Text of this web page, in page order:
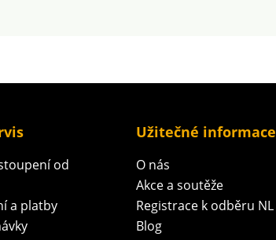
od
a platby
Užitečné informace
O nás
Akce a soutěže
Registrace k odběru NL
Blog